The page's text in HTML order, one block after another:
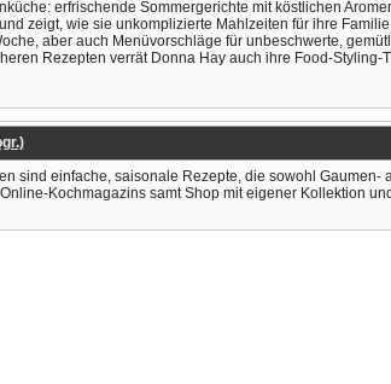
erfrischende Sommergerichte mit köstlichen
zeigt, wie sie unkomplizierte Mahlzeiten für ihre
aber auch Menüvorschläge für unbeschwerte,
Rezepten verrät Donna Hay auch ihre Food-
sind einfache, saisonale Rezepte, die sowohl
Kochmagazins samt Shop mit eigener Kollektion